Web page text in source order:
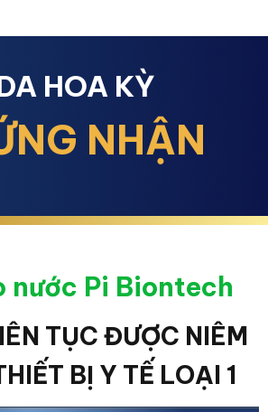
HOA KỲ
NHẬN
nước Pi Biontech
TỤC ĐƯỢC NIÊM
BỊ Y TẾ LOẠI 1